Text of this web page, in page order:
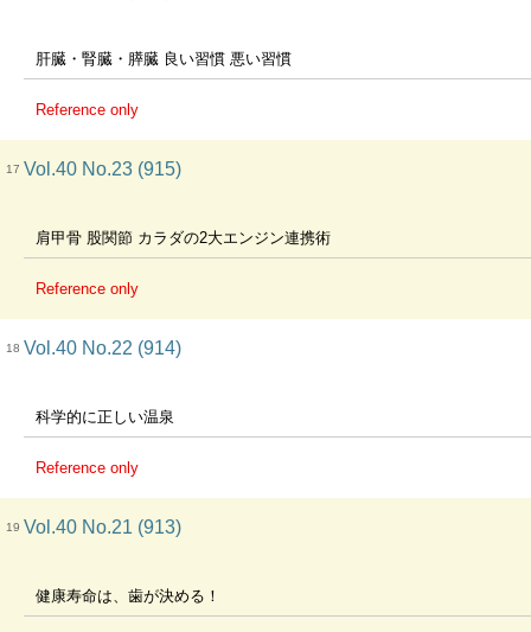
肝臓・腎臓・膵臓 良い習慣 悪い習慣
Reference only
17 Vol.40 No.23 (915)
肩甲骨 股関節 カラダの2大エンジン連携術
Reference only
18 Vol.40 No.22 (914)
科学的に正しい温泉
Reference only
19 Vol.40 No.21 (913)
健康寿命は、歯が決める！